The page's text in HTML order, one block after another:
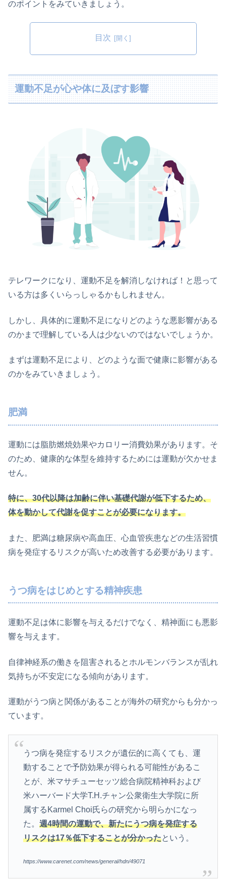
のポイントをみていきましょう。
目次
運動不足が心や体に及ぼす影響
テレワークになり、運動不足を解消しなければ！と思って
いる方は多くいらっしゃるかもしれません。
しかし、具体的に運動不足になりどのような悪影響がある
のかまで理解している人は少ないのではないでしょうか。
まずは運動不足により、どのような面で健康に影響がある
のかをみていきましょう。
肥満
運動には脂肪燃焼効果やカロリー消費効果があります。そ
のため、健康的な体型を維持するためには運動が欠かせま
せん。
特に、30代以降は加齢に伴い基礎代謝が低下するため、
体を動かして代謝を促すことが必要になります。
また、肥満は糖尿病や高血圧、心血管疾患などの生活習慣
病を発症するリスクが高いため改善する必要があります。
うつ病をはじめとする精神疾患
運動不足は体に影響を与えるだけでなく、精神面にも悪影
響を与えます。
自律神経系の働きを阻害されるとホルモンバランスが乱れ
気持ちが不安定になる傾向があります。
運動がうつ病と関係があることが海外の研究からも分かっ
ています。
うつ病を発症するリスクが遺伝的に高くても、運
動することで予防効果が得られる可能性があるこ
とが、米マサチューセッツ総合病院精神科および
米ハーバード大学T.H.チャン公衆衛生大学院に所
属するKarmel Choi氏らの研究から明らかになっ
た。 週4時間の運動で、新たにうつ病を発症する
リスクは17％低下することが分かったという。
https://www.carenet.com/news/general/hdn/49071